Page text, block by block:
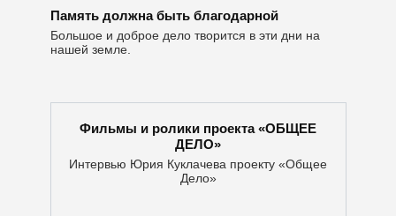
Память должна быть благодарной
Большое и доброе дело творится в эти дни на
нашей земле.
Фильмы и ролики проекта «ОБЩЕЕ
ДЕЛО»
Интервью Юрия Куклачева проекту «Общее
Дело»